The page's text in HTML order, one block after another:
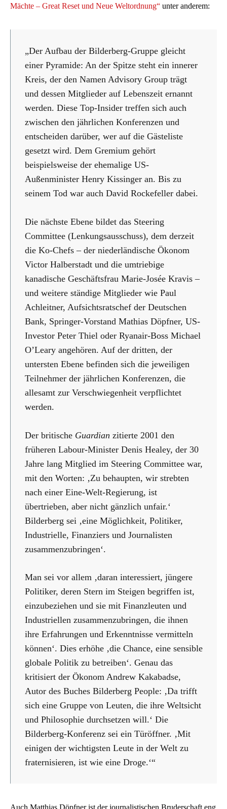
Mächte – Great Reset und Neue Weltordnung“ unter anderem:
„Der Aufbau der Bilderberg-Gruppe gleicht
einer Pyramide: An der Spitze steht ein innerer
Kreis, der den Namen Advisory Group trägt
und dessen Mitglieder auf Lebenszeit ernannt
werden. Diese Top-Insider treffen sich auch
zwischen den jährlichen Konferenzen und
entscheiden darüber, wer auf die Gästeliste
gesetzt wird. Dem Gremium gehört
beispielsweise der ehemalige US-
Außenminister Henry Kissinger an. Bis zu
seinem Tod war auch David Rockefeller dabei.
Die nächste Ebene bildet das Steering
Committee (Lenkungsausschuss), dem derzeit
die Ko-Chefs – der niederländische Ökonom
Victor Halberstadt und die umtriebige
kanadische Geschäftsfrau Marie-Josée Kravis –
und weitere ständige Mitglieder wie Paul
Achleitner, Aufsichtsratschef der Deutschen
Bank, Springer-Vorstand Mathias Döpfner, US-
Investor Peter Thiel oder Ryanair-Boss Michael
O’Leary angehören. Auf der dritten, der
untersten Ebene befinden sich die jeweiligen
Teilnehmer der jährlichen Konferenzen, die
allesamt zur Verschwiegenheit verpflichtet
werden.
Der britische Guardian zitierte 2001 den
früheren Labour-Minister Denis Healey, der 30
Jahre lang Mitglied im Steering Committee war,
mit den Worten: ‚Zu behaupten, wir strebten
nach einer Eine-Welt-Regierung, ist
übertrieben, aber nicht gänzlich unfair.‘
Bilderberg sei ‚eine Möglichkeit, Politiker,
Industrielle, Finanziers und Journalisten
zusammenzubringen‘.
Man sei vor allem ‚daran interessiert, jüngere
Politiker, deren Stern im Steigen begriffen ist,
einzubeziehen und sie mit Finanzleuten und
Industriellen zusammenzubringen, die ihnen
ihre Erfahrungen und Erkenntnisse vermitteln
können‘. Dies erhöhe ‚die Chance, eine sensible
globale Politik zu betreiben‘. Genau das
kritisiert der Ökonom Andrew Kakabadse,
Autor des Buches Bilderberg People: ‚Da trifft
sich eine Gruppe von Leuten, die ihre Weltsicht
und Philosophie durchsetzen will.‘ Die
Bilderberg-Konferenz sei ein Türöffner. ‚Mit
einigen der wichtigsten Leute in der Welt zu
fraternisieren, ist wie eine Droge.‘“
Auch Matthias Döpfner ist der journalistischen Bruderschaft eng